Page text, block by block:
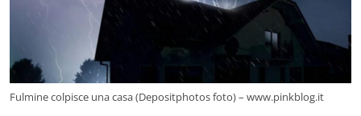
Fulmine colpisce una casa (Depositphotos foto) – www.pinkblog.it